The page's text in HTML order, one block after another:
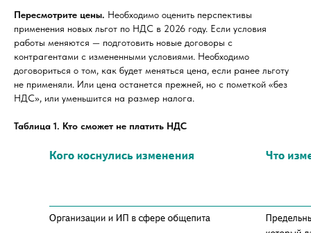
Пересмотрите цены. Необходимо оценить перспективы
применения новых льгот по НДС в 2026 году. Если условия
работы меняются — подготовить новые договоры с
контрагентами с измененными условиями. Необходимо
договориться о том, как будет меняться цена, если ранее льготу
не применяли. Или цена останется прежней, но с пометкой «без
НДС», или уменьшится на размер налога.
Таблица 1. Кто сможет не платить НДС